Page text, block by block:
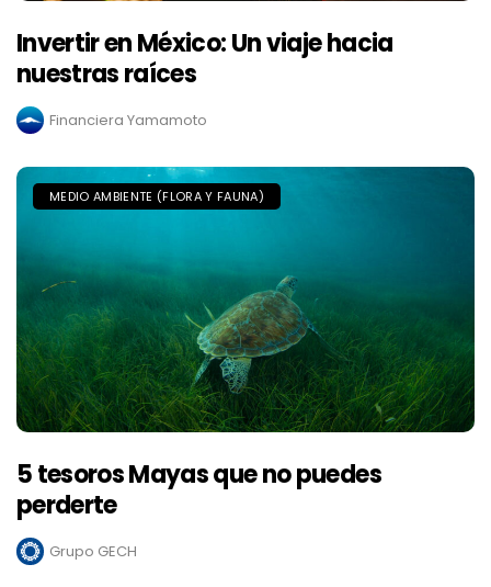
Invertir en México: Un viaje hacia
nuestras raíces
Financiera Yamamoto
MEDIO AMBIENTE (FLORA Y FAUNA)
5 tesoros Mayas que no puedes
perderte
Grupo GECH